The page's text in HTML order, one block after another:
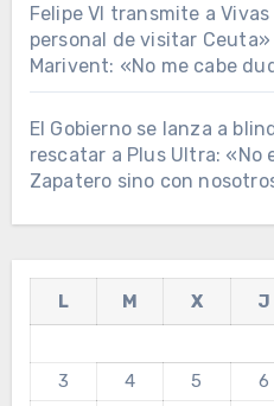
Felipe VI transmite a
personal de visitar
Marivent: «No me cabe
El Gobierno se lanza a
rescatar a Plus Ultra: «No
Zapatero sino con
L M X J
3
4 5 6